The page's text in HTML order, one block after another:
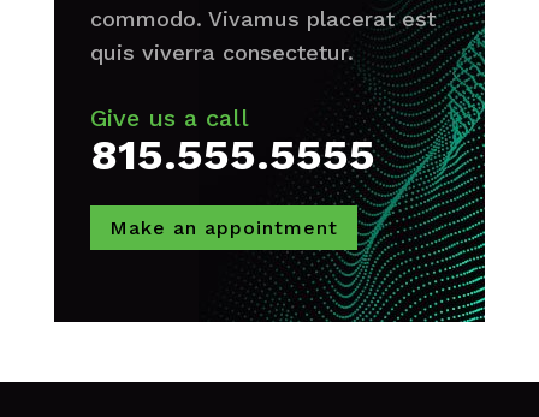
commodo. Vivamus placerat est
quis viverra consectetur.
Give us a call
815.555.5555
Make an appointment